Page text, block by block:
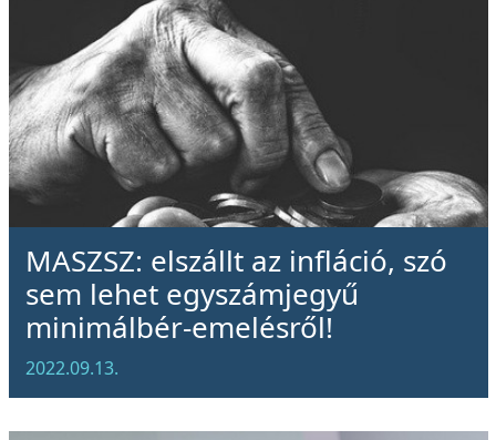
MASZSZ: elszállt az infláció, szó
sem lehet egyszámjegyű
minimálbér-emelésről!
2022.09.13.